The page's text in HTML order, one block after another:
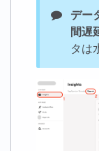
デー
間遅
タは